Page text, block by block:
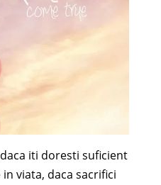
iti doresti suficient
viata, daca sacrifici